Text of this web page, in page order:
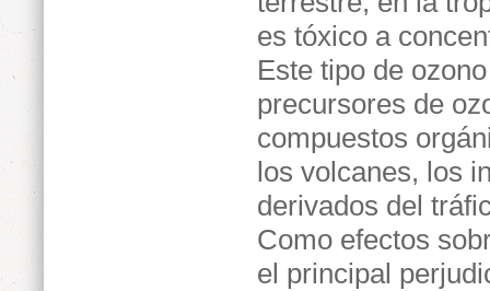
es tóxico a
Este tipo de
precursores de
compuestos
los volcanes, los
derivados del
Como efectos
el principal